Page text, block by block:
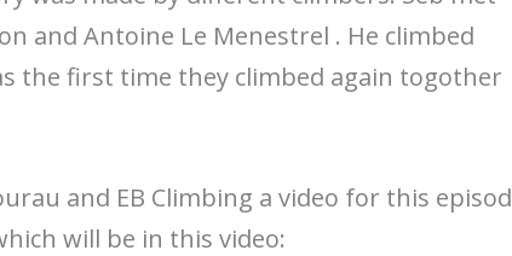
and Antoine Le Menestrel . He climbed
the first time they climbed again togother
and EB Climbing a video for this episod
will be in this video: